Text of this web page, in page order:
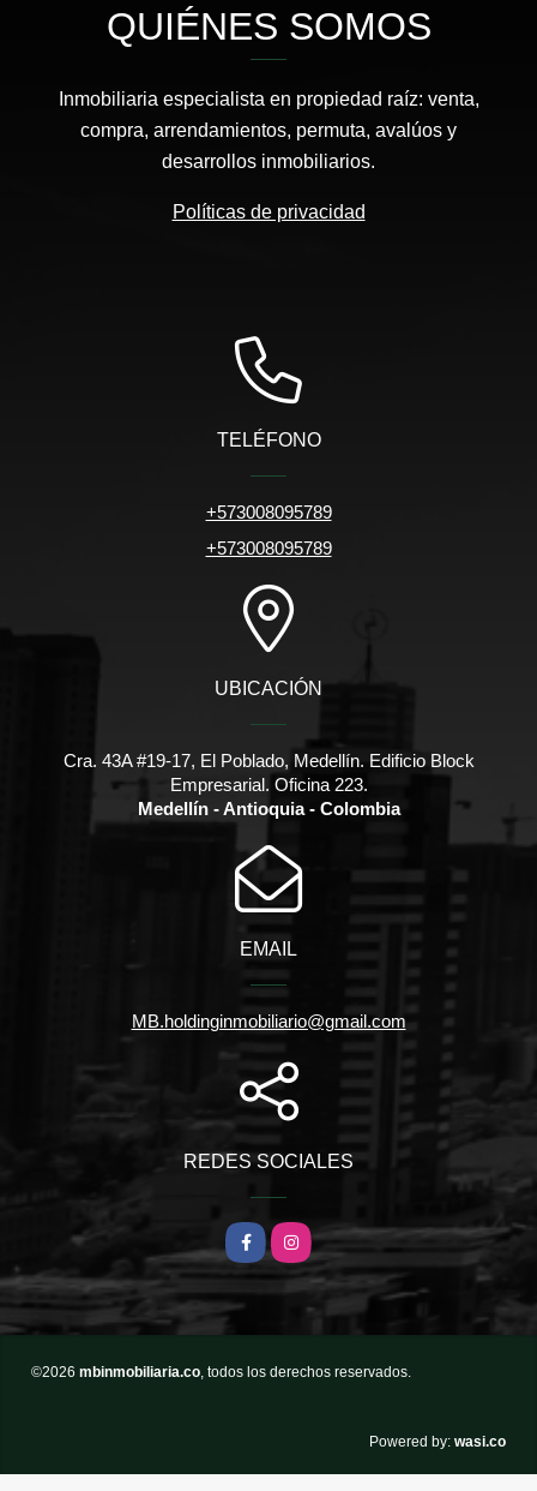
QUIÉNES SOMOS
Inmobiliaria especialista en propiedad raíz: venta,
compra, arrendamientos, permuta, avalúos y
desarrollos inmobiliarios.
Políticas de privacidad
TELÉFONO
+573008095789
+573008095789
UBICACIÓN
Cra. 43A #19-17, El Poblado, Medellín. Edificio Block
Empresarial. Oficina 223.
Medellín - Antioquia - Colombia
EMAIL
MB.holdinginmobiliario@gmail.com
REDES SOCIALES
FacebookInstagram
©2026 mbinmobiliaria.co , todos los derechos reservados.
Powered by: wasi.co